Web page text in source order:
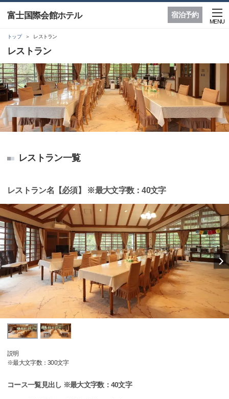
宿泊予約
富士国際会館ホテル
MENU
トップ レストラン
レストラン
レストラン一覧
レストラン名【必須】 ※最大文字数：40文字
説明
※最大文字数：300文字
コース一覧見出し ※最大文字数：40文字